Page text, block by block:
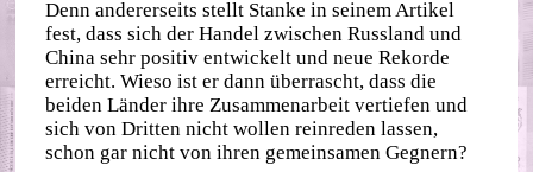
Denn andererseits stellt Stanke in seinem Artikel
fest, dass sich der Handel zwischen Russland und
China sehr positiv entwickelt und neue Rekorde
erreicht. Wieso ist er dann überrascht, dass die
beiden Länder ihre Zusammenarbeit vertiefen und
sich von Dritten nicht wollen reinreden lassen,
schon gar nicht von ihren gemeinsamen Gegnern?